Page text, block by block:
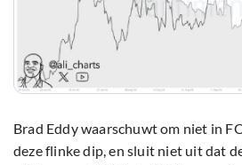
Brad Eddy waarschuwt om niet in
deze flinke dip, en sluit niet uit dat